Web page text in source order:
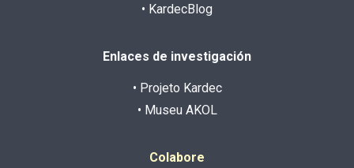
• KardecBlog
Enlaces de investigación
• Projeto Kardec
• Museu AKOL
Colabore